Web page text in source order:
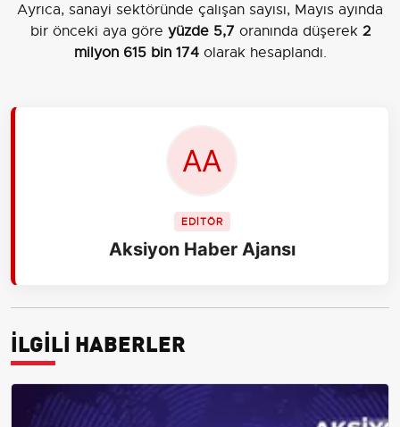
Ayrıca, sanayi sektöründe çalışan sayısı, Mayıs ayında
bir önceki aya göre yüzde 5,7 oranında düşerek 2
milyon 615 bin 174olarak hesaplandı.
EDİTÖR
Aksiyon Haber Ajansı
İLGİLİ HABERLER